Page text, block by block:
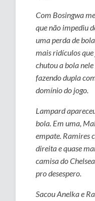
Com Bosingwa
que não impediu
uma perda de
mais ridículos
chutou a bola
fazendo dupla
domínio do jogo.
Lampard
bola. Em uma,
empate. Ramires
direita e quase
camisa do
pro desespero.
Sacou Anelka e